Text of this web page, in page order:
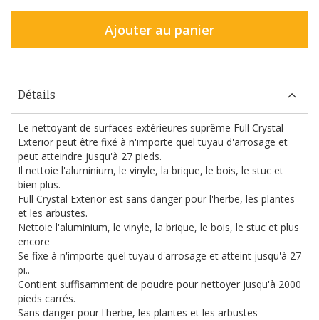
Ajouter au panier
Détails
Le nettoyant de surfaces extérieures suprême Full Crystal
Exterior peut être fixé à n'importe quel tuyau d'arrosage et
peut atteindre jusqu'à 27 pieds.
Il nettoie l'aluminium, le vinyle, la brique, le bois, le stuc et
bien plus.
Full Crystal Exterior est sans danger pour l'herbe, les plantes
et les arbustes.
Nettoie l'aluminium, le vinyle, la brique, le bois, le stuc et plus
encore
Se fixe à n'importe quel tuyau d'arrosage et atteint jusqu'à 27
pi..
Contient suffisamment de poudre pour nettoyer jusqu'à 2000
pieds carrés.
Sans danger pour l'herbe, les plantes et les arbustes